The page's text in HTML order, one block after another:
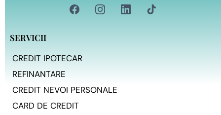
SERVICII
CREDIT IPOTECAR
REFINANTARE
CREDIT NEVOI PERSONALE
CARD DE CREDIT